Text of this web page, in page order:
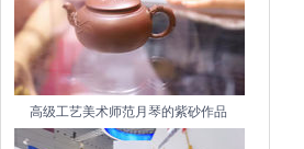
高级工艺美术师范月琴的紫砂作品